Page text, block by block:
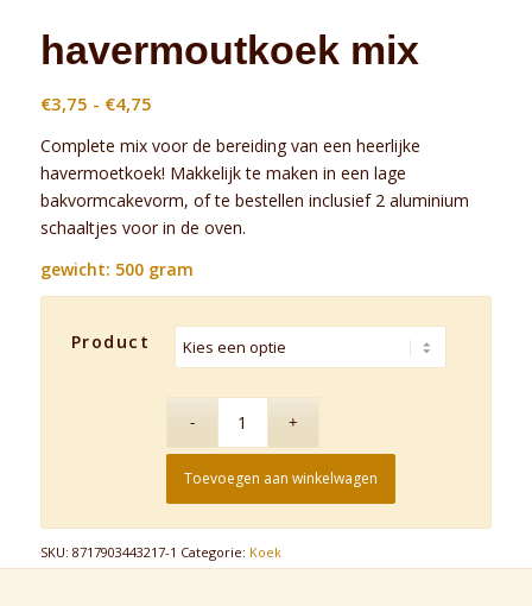
havermoutkoek mix
€3,75 - €4,75Prijsklasse:
tot
€4,75
Complete mix voor de bereiding van een heerlijke
havermoetkoek! Makkelijk te maken in een lage
bakvormcakevorm, of te bestellen inclusief 2 aluminium
schaaltjes voor in de oven.
gewicht: 500 gram
Product
Toevoegen aan winkelwagen
SKU: 8717903443217-1 Categorie: Koek